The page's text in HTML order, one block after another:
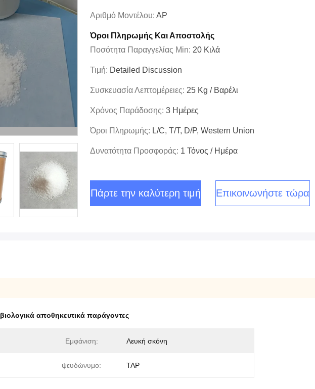
Αριθμό Μοντέλου: ΑΡ
Όροι Πληρωμής Και Αποστολής
Ποσότητα Παραγγελίας Min: 20 Κιλά
Τιμή: Detailed Discussion
Συσκευασία Λεπτομέρειες: 25 Kg / Βαρέλι
Χρόνος Παράδοσης: 3 Ημέρες
Όροι Πληρωμής: L/C, T/T, D/P, Western Union
Δυνατότητα Προσφοράς: 1 Τόνος / Ημέρα
Πάρτε την καλύτερη τιμή Επικοινωνήστε τώρα
βιολογικά αποθηκευτικά παράγοντες
Εμφάνιση: Λευκή σκόνη
ψευδώνυμο: TAP